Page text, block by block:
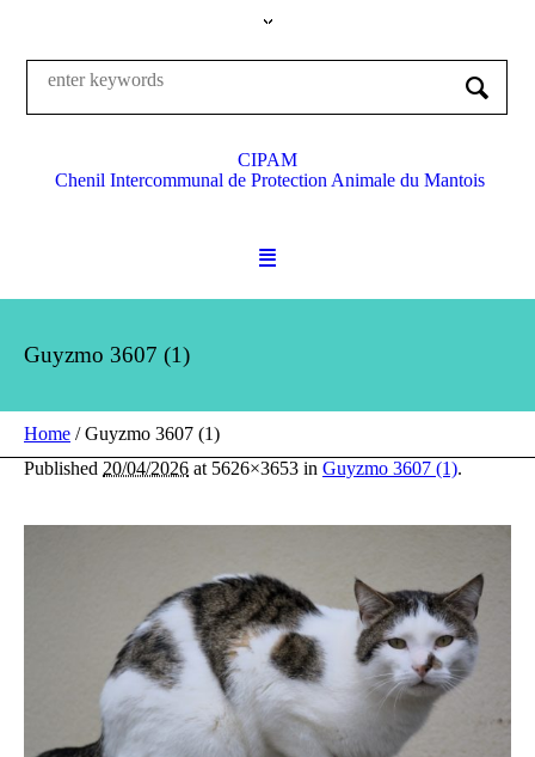
CIPAM
Chenil Intercommunal de Protection Animale du Mantois
Guyzmo 3607 (1)
Home /Guyzmo 3607 (1)
Published 20/04/2026 at 5626×3653 in Guyzmo 3607 (1).